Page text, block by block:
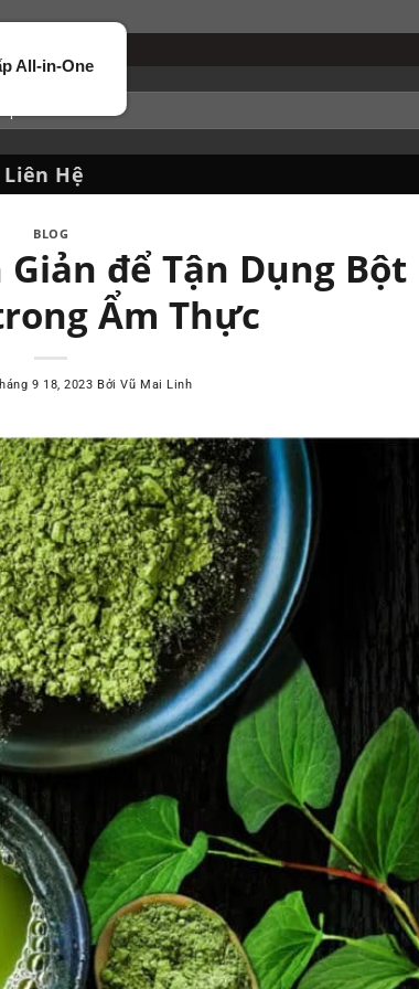
Liên Hệ
BLOG
để Tận Dụng Bột
Ẩm Thực
9 18, 2023 BởiVũ Mai Linh
Cấp All-in-One